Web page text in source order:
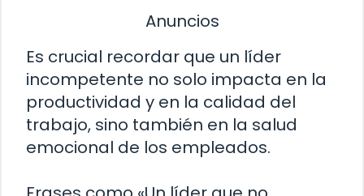
Anuncios
Es crucial recordar que un líder
incompetente no solo impacta en la
productividad y en la calidad del
trabajo, sino también en la salud
emocional de los empleados.